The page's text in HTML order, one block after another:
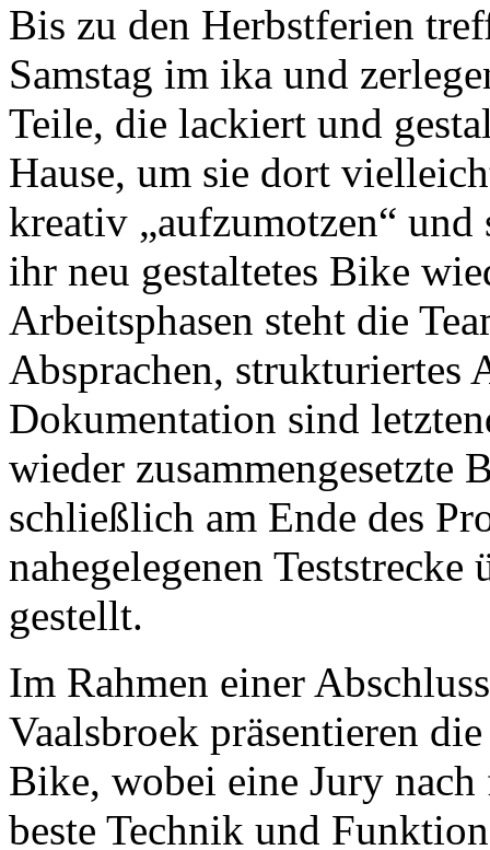
Bis zu den Herbstferien
Samstag im ika und
Teile, die lackiert und
Hause, um sie dort
kreativ „aufzumotzen“ und
ihr neu gestaltetes Bike
Arbeitsphasen steht die
Absprachen, strukturiertes
Dokumentation sind
wieder zusammengesetzte
schließlich am Ende des
nahegelegenen
gestellt.
Im Rahmen einer
Vaalsbroek präsentieren
Bike, wobei eine Jury
beste Technik und